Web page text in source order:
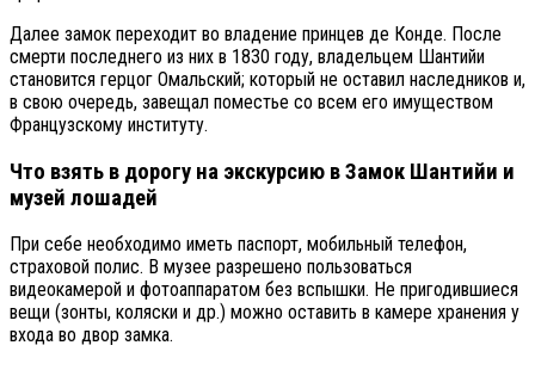
Далее замок переходит во владение принцев де Конде. После
смерти последнего из них в 1830 году, владельцем Шантийи
становится герцог Омальский; который не оставил наследников и,
в свою очередь, завещал поместье со всем его имуществом
Французскому институту.
Что взять в дорогу на экскурсию в Замок Шантийи и
музей лошадей
При себе необходимо иметь паспорт, мобильный телефон,
страховой полис. В музее разрешено пользоваться
видеокамерой и фотоаппаратом без вспышки. Не пригодившиеся
вещи (зонты, коляски и др.) можно оставить в камере хранения у
входа во двор замка.